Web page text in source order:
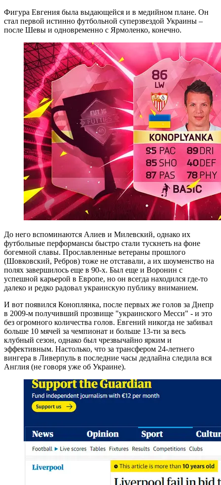
Фигура Евгения была выдающейся и в медийном плане. Он
стал первой истинно футбольной суперзвездой Украины –
после Шевы и одновременно с Ярмоленко, конечно.
До него вспоминаются Алиев и Милевский, однако их
футбольные перформансы быстро стали тускнеть на фоне
богемной славы. Прославленные ветераны прошлого
(Шовковский, Ребров) тоже не отставали, а их шоуменство на
полях завершилось еще в 90-х. Был еще и Воронин с
успешной карьерой в Европе, но он всегда находился где-то
далеко и редко радовал украинскую публику вниманием.
И вот появился Коноплянка, после первых же голов за Днепр
в 2009-м получивший прозвище "украинского Месси" - и это
без огромного количества голов. Евгений никогда не забивал
больше 10 мячей за чемпионат и больше 13-ти за весь
клубный сезон, однако был чрезвычайно ярким и
эффективным. Настолько, что за трансфером 24-летнего
вингера в Ливерпуль в последние часы дедлайна следила вся
Англия (не говоря уже об Украине).